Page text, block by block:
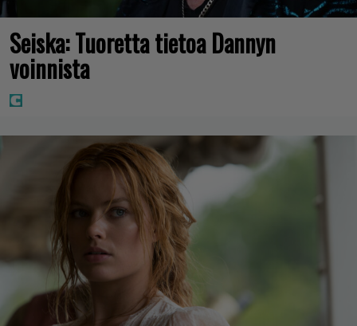
Seiska: Tuoretta tietoa Dannyn
voinnista